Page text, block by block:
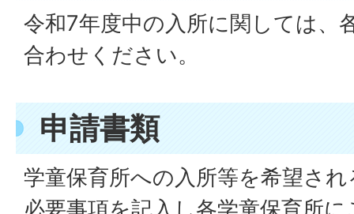
令和7年度中の入所に関しては、
合わせください。
申請書類
学童保育所への入所等を希望さ